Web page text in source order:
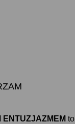
ENTUZJAZMEM to